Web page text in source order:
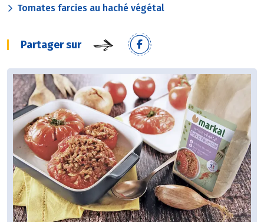
Tomates farcies au haché végétal
Partager sur